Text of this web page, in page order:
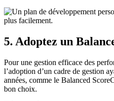
5. Adoptez un
Pour une gestion efficace des
l’adoption d’un cadre de gestion
années, comme le Balanced
bon choix.